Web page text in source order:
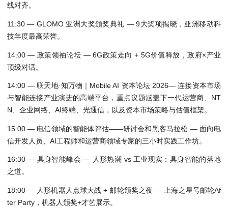
线对齐。
11:30 — GLOMO 亚洲大奖颁奖典礼 — 9大奖项揭晓，亚洲移动科
技年度最高荣誉。
14:00 — 政策领袖论坛 — 6G政策走向 + 5G价值释放，政府×产业
顶级对话。
14:00 — 联天地·知万物｜Mobile AI 资本论坛 2026— 连接资本市场
与智能连接产业演进的高端平台，重点议题涵盖下一代运营商、NT
N、企业网络、AI终端、光通信，以及资本市场策略与估值框架。
15:00 — 电信领域的智能体评估——研讨会和黑客马拉松 — 面向电
信开发人员、AI工程师和运营商领域专家的三小时实践工作坊。
16:30 — 具身智能峰会 — 人形热潮 vs 工业现实：具身智能的落地
之道。
18:00 — 人形机器人点球大战 + 邮轮颁奖之夜 — 上海之星号邮轮Af
ter Party，机器人颁奖+才艺展示。